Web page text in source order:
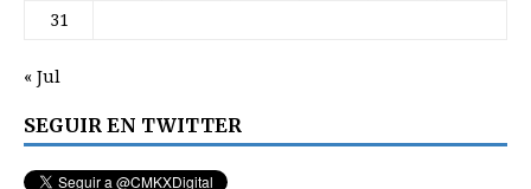
31
« Jul
SEGUIR EN TWITTER